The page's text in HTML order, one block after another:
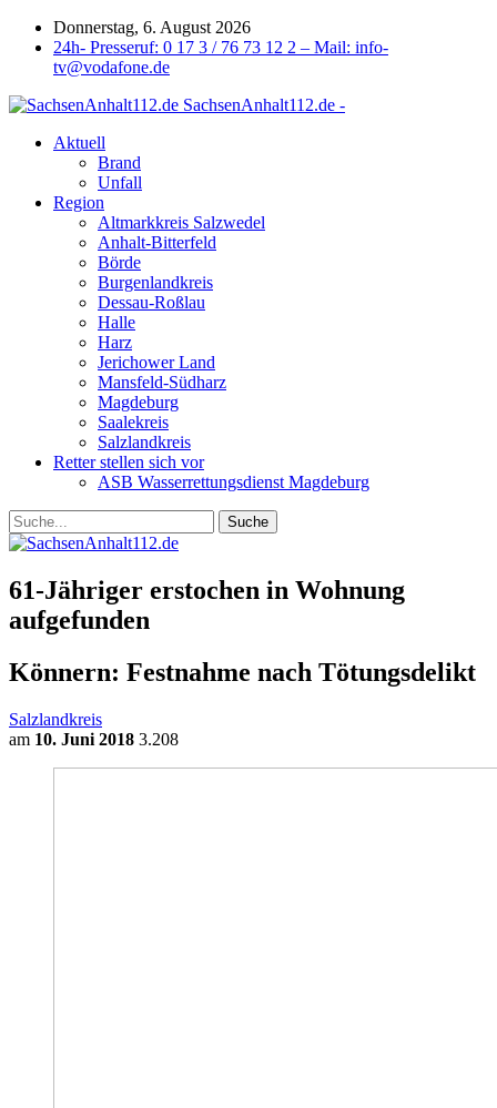
Donnerstag, 6. August 2026
24h- Presseruf: 0 17 3 / 76 73 12 2 – Mail: info-
tv@vodafone.de
SachsenAnhalt112.de -
Aktuell
Brand
Unfall
Region
Altmarkkreis Salzwedel
Anhalt-Bitterfeld
Börde
Burgenlandkreis
Dessau-Roßlau
Halle
Harz
Jerichower Land
Mansfeld-Südharz
Magdeburg
Saalekreis
Salzlandkreis
Retter stellen sich vor
ASB Wasserrettungsdienst Magdeburg
61-Jähriger erstochen in Wohnung
aufgefunden
Könnern: Festnahme nach Tötungsdelikt
Salzlandkreis
am 10. Juni 2018 3.208